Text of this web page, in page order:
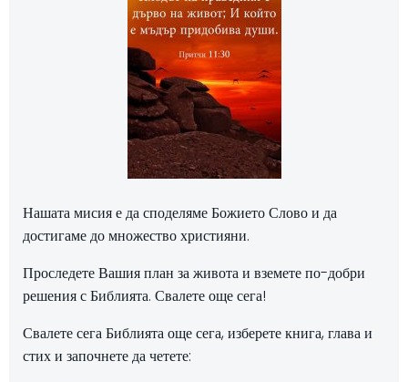
Нашата мисия е да споделяме Божието Слово и да
достигаме до множество християни.
Проследете Вашия план за живота и вземете по-добри
решения с Библията. Свалете още сега!
Свалете сега Библията още сега, изберете книга, глава и
стих и започнете да четете: